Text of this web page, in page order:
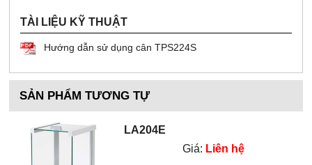
TÀI LIỆU KỸ THUẬT
Hướng dẫn sử dụng cân TPS224S
SẢN PHẨM TƯƠNG TỰ
LA204E
Giá: Liên hệ